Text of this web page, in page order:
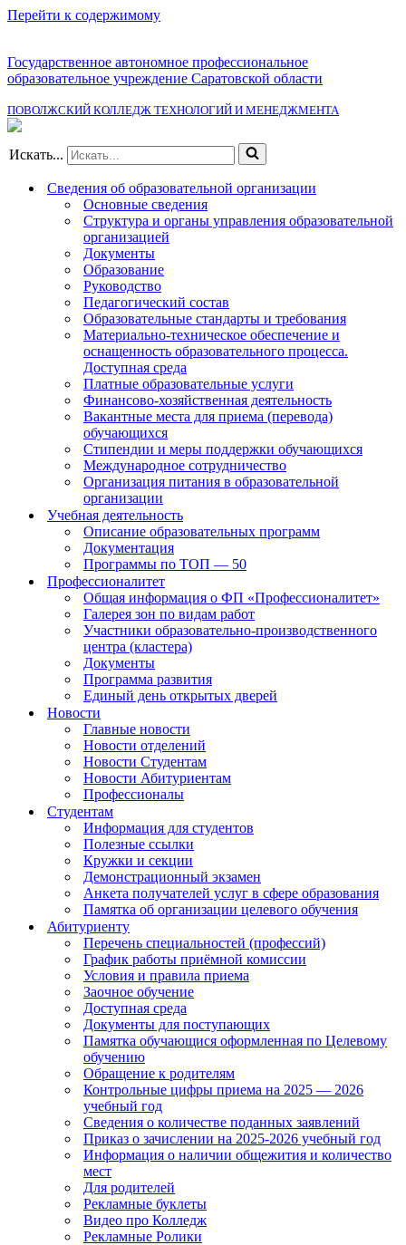
Перейти к содержимому
Государственное автономное профессиональное
образовательное учреждение Саратовской области
ПОВОЛЖСКИЙ КОЛЛЕДЖ ТЕХНОЛОГИЙ И МЕНЕДЖМЕНТА
Искать...
Сведения об образовательной организации
Основные сведения
Структура и органы управления образовательной
организацией
Документы
Образование
Руководство
Педагогический состав
Образовательные стандарты и требования
Материально-техническое обеспечение и
оснащенность образовательного процесса.
Доступная среда
Платные образовательные услуги
Финансово-хозяйственная деятельность
Вакантные места для приема (перевода)
обучающихся
Стипендии и меры поддержки обучающихся
Международное сотрудничество
Организация питания в образовательной
организации
Учебная деятельность
Описание образовательных программ
Документация
Программы по ТОП — 50
Профессионалитет
Общая информация о ФП «Профессионалитет»
Галерея зон по видам работ
Участники образовательно-производственного
центра (кластера)
Документы
Программа развития
Единый день открытых дверей
Новости
Главные новости
Новости отделений
Новости Студентам
Новости Абитуриентам
Профессионалы
Студентам
Информация для студентов
Полезные ссылки
Кружки и секции
Демонстрационный экзамен
Анкета получателей услуг в сфере образования
Памятка об организации целевого обучения
Абитуриенту
Перечень специальностей (профессий)
График работы приёмной комиссии
Условия и правила приема
Заочное обучение
Доступная среда
Документы для поступающих
Памятка обучающися оформленная по Целевому
обучению
Обращение к родителям
Контрольные цифры приема на 2025 — 2026
учебный год
Сведения о количестве поданных заявлений
Приказ о зачислении на 2025-2026 учебный год
Информация о наличии общежития и количество
мест
Для родителей
Рекламные буклеты
Видео про Колледж
Рекламные Ролики